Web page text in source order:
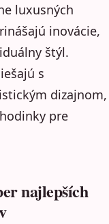
luxusných
inovácie,
štýl.
s
dizajnom,
pre
najlepších